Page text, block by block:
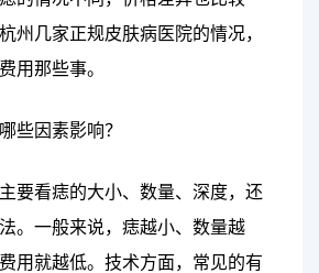
州几家正规皮肤病医院的情况，
用那些事。
些因素影响？
要看痣的大小、数量、深度，还
。一般来说，痣越小、数量越
用就越低。技术方面，常见的有